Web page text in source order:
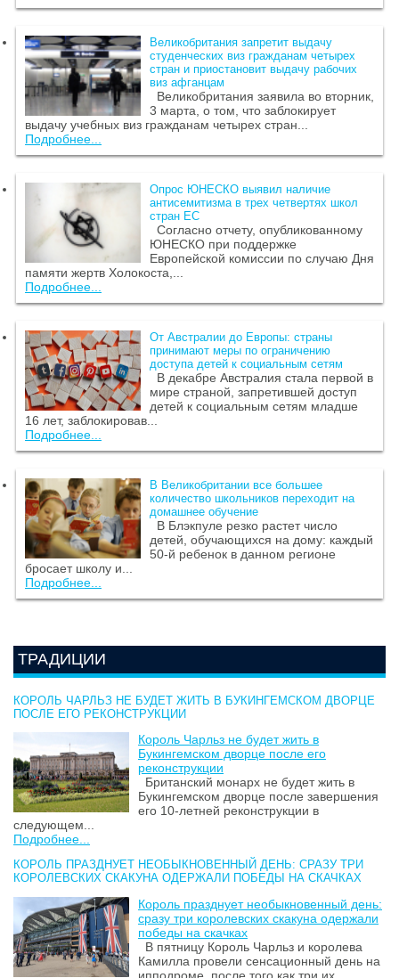
Великобритания запретит выдачу
студенческих виз гражданам четырех
стран и приостановит выдачу рабочих
виз афганцам
Великобритания заявила во вторник,
3 марта, о том, что заблокирует
выдачу учебных виз гражданам четырех стран...
Подробнее...
Опрос ЮНЕСКО выявил наличие
антисемитизма в трех четвертях школ
стран ЕС
Согласно отчету, опубликованному
ЮНЕСКО при поддержке
Европейской комиссии по случаю Дня
памяти жертв Холокоста,...
Подробнее...
От Австралии до Европы: страны
принимают меры по ограничению
доступа детей к социальным сетям
В декабре Австралия стала первой в
мире страной, запретившей доступ
детей к социальным сетям младше
16 лет, заблокировав...
Подробнее...
В Великобритании все большее
количество школьников переходит на
домашнее обучение
В Блэкпуле резко растет число
детей, обучающихся на дому: каждый
50-й ребенок в данном регионе
бросает школу и...
Подробнее...
ТРАДИЦИИ
КОРОЛЬ ЧАРЛЬЗ НЕ БУДЕТ ЖИТЬ В БУКИНГЕМСКОМ ДВОРЦЕ
ПОСЛЕ ЕГО РЕКОНСТРУКЦИИ
Король Чарльз не будет жить в
Букингемском дворце после его
реконструкции
Британский монарх не будет жить в
Букингемском дворце после завершения
его 10-летней реконструкции в
следующем...
Подробнее...
КОРОЛЬ ПРАЗДНУЕТ НЕОБЫКНОВЕННЫЙ ДЕНЬ: СРАЗУ ТРИ
КОРОЛЕВСКИХ СКАКУНА ОДЕРЖАЛИ ПОБЕДЫ НА СКАЧКАХ
Король празднует необыкновенный день:
сразу три королевских скакуна одержали
победы на скачках
В пятницу Король Чарльз и королева
Камилла провели сенсационный день на
ипподроме, после того как три их